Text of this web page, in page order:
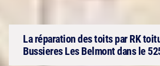
La réparation des toits par RK
Bussieres Les Belmont dans le